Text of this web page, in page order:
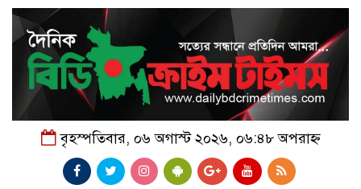
বৃহস্পতিবার, ০৬ অগাস্ট ২০২৬, ০৬:৪৮ অপরাহ্ন